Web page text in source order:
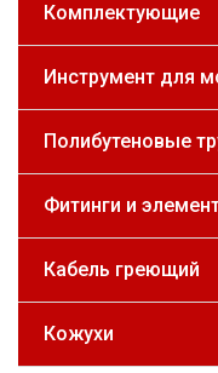
Комплектующие
Инструмент для
Полибутеновые
Фитинги и
Кабель греющий
Кожухи